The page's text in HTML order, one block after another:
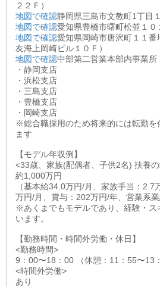
２２Ｆ）
地図で確認静岡県三島市文教町1丁目
地図で確認愛知県豊橋市曙町松並１０
地図で確認愛知県岡崎市唐沢町１１
友海上岡崎ビル１０Ｆ）
地図で確認中部第二営業本部内事業所
・静岡支店
・浜松支店
・三島支店
・豊橋支店
・岡崎支店
※総合職採用のため将来的には転勤を
ます
【モデル年収例】
<33歳、家族(配偶者、子供2名) 扶養
約1,000万円
（基本給34.0万円/月、家族手当：2.7
万円/月、賞与：202万円/年、営業系
※あくまでもモデルであり、経験・ス
います。
【勤務時間・時間外労働・休日】
<勤務時間>
9：00〜18：00 （休憩：11：55〜13
<時間外労働>
あり